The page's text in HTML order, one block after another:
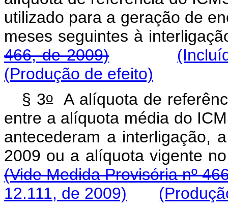
utilizado para a geração de
meses seguintes à
466, de 2009)
(Produção de efeito)
§ 3oA alíquota de
entre a alíquota média do
antecederam a interligação,
2009 ou a alíquota vigente
(Vide Medida Provisória nº
12.111, de 2009)